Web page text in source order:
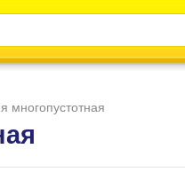
многопустотная